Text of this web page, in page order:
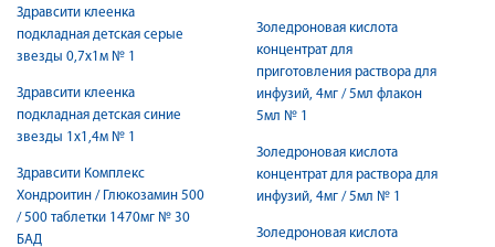
Здравсити клеенка
подкладная детская серые
звезды 0,7х1м № 1
Здравсити клеенка
подкладная детская синие
звезды 1х1,4м № 1
Здравсити Комплекс
Хондроитин / Глюкозамин 500
/ 500 таблетки 1470мг № 30
БАД
Золедроновая кислота
концентрат для
приготовления раствора для
инфузий, 4мг / 5мл флакон
5мл № 1
Золедроновая кислота
концентрат для раствора для
инфузий, 4мг / 5мл № 1
Золедроновая кислота